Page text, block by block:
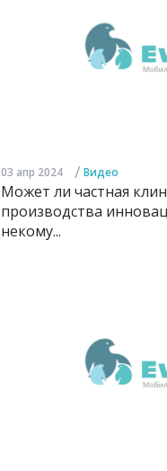
03 апр 2024 / Видео
Может ли частная
производства
некому...